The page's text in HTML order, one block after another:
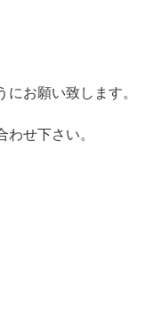
お願い致します。
せ下さい。